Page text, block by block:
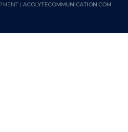
| ACOLYTECOMMUNICATION.COM